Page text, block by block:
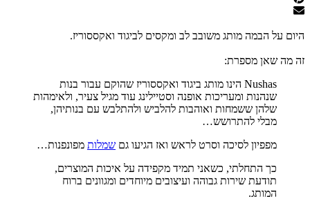
היום על הבמה מותג משובב לב ומקסים לביגוד ואקססוריז.
זה מה שאן מספרת:
Nushas הינו מותג ביגוד ואקססוריז שהוקם עבור בנות
שנהנות ומעריכות אופנה וסטיילינג עוד מגיל צעיר, ולאימהות
שלהן ששמחות ואוהבות להלביש ולהתלבש עם בנותיהן,
מבלי להתרושש…
מפפיון לסיכה וסרט לראש ואז הגיעו גם שמלות מפונפנות…
כך התחלתי, כשאני תמיד מקפידה על איכות המוצרים,
תודעת שירות גבוהה ועיצובים מיוחדים ומגוונים ברוח
המותג.